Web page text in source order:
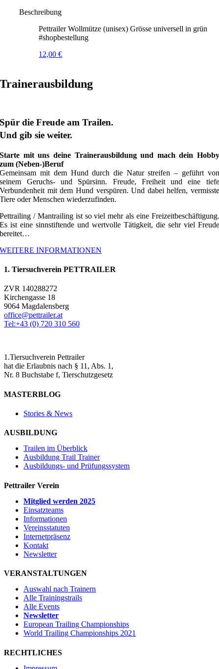
Beschreibung
Pettrailer Wollmütze (unisex) Grösse universell in grün
#shopbestellung
12,00€
Trainerausbildung
Spür die Freude am Trailen.
Und gib sie weiter.
Starte mit uns deine Trainerausbildung und mach dein Hobby
zum (Neben-)Beruf
Gemeinsam mit dem Hund durch die Natur streifen – geführt von
seinem Geruchs- und Spürsinn. Freude, Freiheit und eine tiefe
Verbundenheit mit dem Hund verspüren. Und dabei helfen, vermisste
Tiere oder Menschen wiederzufinden.
Pettrailing / Mantrailing ist so viel mehr als eine Freizeitbeschäftigung.
Es ist eine sinnstiftende und wertvolle Tätigkeit, die sehr viel Freude
bereitet…
WEITERE INFORMATIONEN
1. Tiersuchverein PETTRAILER
ZVR 140288272
Kirchengasse 18
9064 Magdalensberg
office@pettrailer.at
Tel:+43 (0) 720 310 560
1.Tiersuchverein Pettrailer
hat die Erlaubnis nach § 11, Abs. 1,
Nr. 8 Buchstabe f, Tierschutzgesetz
MASTERBLOG
Stories & News
AUSBILDUNG
Trailen im Überblick
Ausbildung Trail Trainer
Ausbildungs- und Prüfungssystem
Pettrailer Verein
Mitglied werden 2025
Einsatzteams
Informationen
Vereinsstatuten
Internetpräsenz
Kontakt
Newsletter
VERANSTALTUNGEN
Auswahl nach Trainern
Alle Trainingstrails
Alle Events
Newsletter
European Trailing Championships
World Trailing Championships 2021
RECHTLICHES